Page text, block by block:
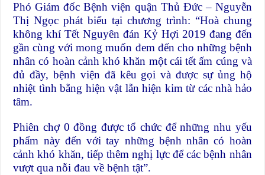
Phó Giám đốc Bệnh viện quận Thủ Đức – Nguyễn
Thị Ngọc phát biểu tại chương trình: “Hoà chung
không khí Tết Nguyên đán Kỷ Hợi 2019 đang đến
gần cùng với mong muốn đem đến cho những bệnh
nhân có hoàn cảnh khó khăn một cái tết ấm cúng và
đủ đầy, bệnh viện đã kêu gọi và được sự ủng hộ
nhiệt tình bằng hiện vật lẫn hiện kim từ các nhà hảo
tâm.
Phiên chợ 0 đồng được tổ chức để những nhu yếu
phẩm này đến với tay những bệnh nhân có hoàn
cảnh khó khăn, tiếp thêm nghị lực để các bệnh nhân
vượt qua nỗi đau về bệnh tật”.